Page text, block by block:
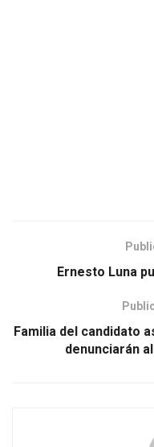
Ernesto Luna
Familia del candidato
denunciarán